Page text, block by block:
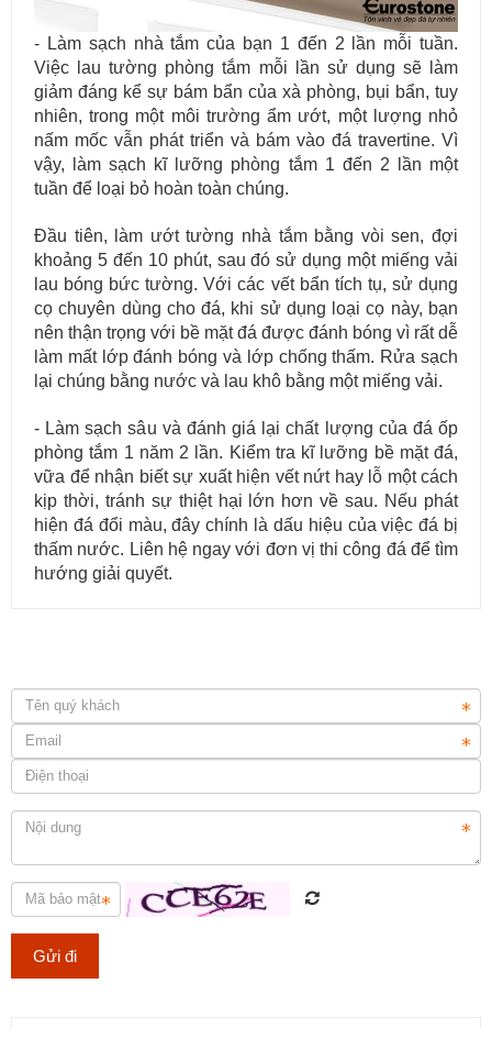
- Làm sạch nhà tắm của bạn 1 đến 2 lần mỗi tuần.
Việc lau tường phòng tắm mỗi lần sử dụng sẽ làm
giảm đáng kể sự bám bẩn của xà phòng, bụi bẩn, tuy
nhiên, trong một môi trường ẩm ướt, một lượng nhỏ
nấm mốc vẫn phát triển và bám vào đá travertine. Vì
vậy, làm sạch kĩ lưỡng phòng tắm 1 đến 2 lần một
tuần để loại bỏ hoàn toàn chúng.
Đầu tiên, làm ướt tường nhà tắm bằng vòi sen, đợi
khoảng 5 đến 10 phút, sau đó sử dụng một miếng vải
lau bóng bức tường. Với các vết bẩn tích tụ, sử dụng
cọ chuyên dùng cho đá, khi sử dụng loại cọ này, bạn
nên thận trọng với bề mặt đá được đánh bóng vì rất dễ
làm mất lớp đánh bóng và lớp chống thấm. Rửa sạch
lại chúng bằng nước và lau khô bằng một miếng vải.
- Làm sạch sâu và đánh giá lại chất lượng của đá ốp
phòng tắm 1 năm 2 lần. Kiểm tra kĩ lưỡng bề mặt đá,
vữa để nhận biết sự xuất hiện vết nứt hay lỗ một cách
kịp thời, tránh sự thiệt hại lớn hơn về sau. Nếu phát
hiện đá đổi màu, đây chính là dấu hiệu của việc đá bị
thấm nước. Liên hệ ngay với đơn vị thi công đá để tìm
hướng giải quyết.
Cung cấp & thi công đá ốp cầu thang máy cho các công trình.